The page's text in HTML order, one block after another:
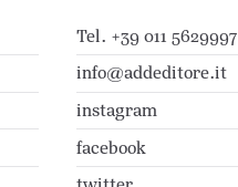
Tel. +39 011 5629997
info@addeditore.it
instagram
facebook